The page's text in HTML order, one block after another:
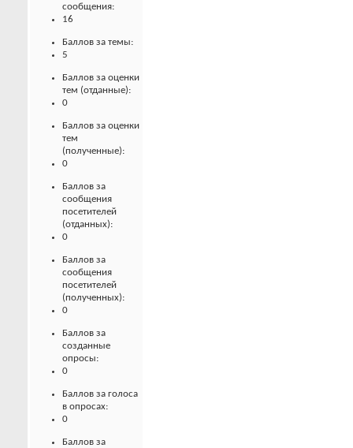
сообщения:
16
Баллов за темы:
5
Баллов за оценки
тем (отданные):
0
Баллов за оценки
тем
(полученные):
0
Баллов за
сообщения
посетителей
(отданных):
0
Баллов за
сообщения
посетителей
(полученных):
0
Баллов за
созданные
опросы:
0
Баллов за голоса
в опросах:
0
Баллов за